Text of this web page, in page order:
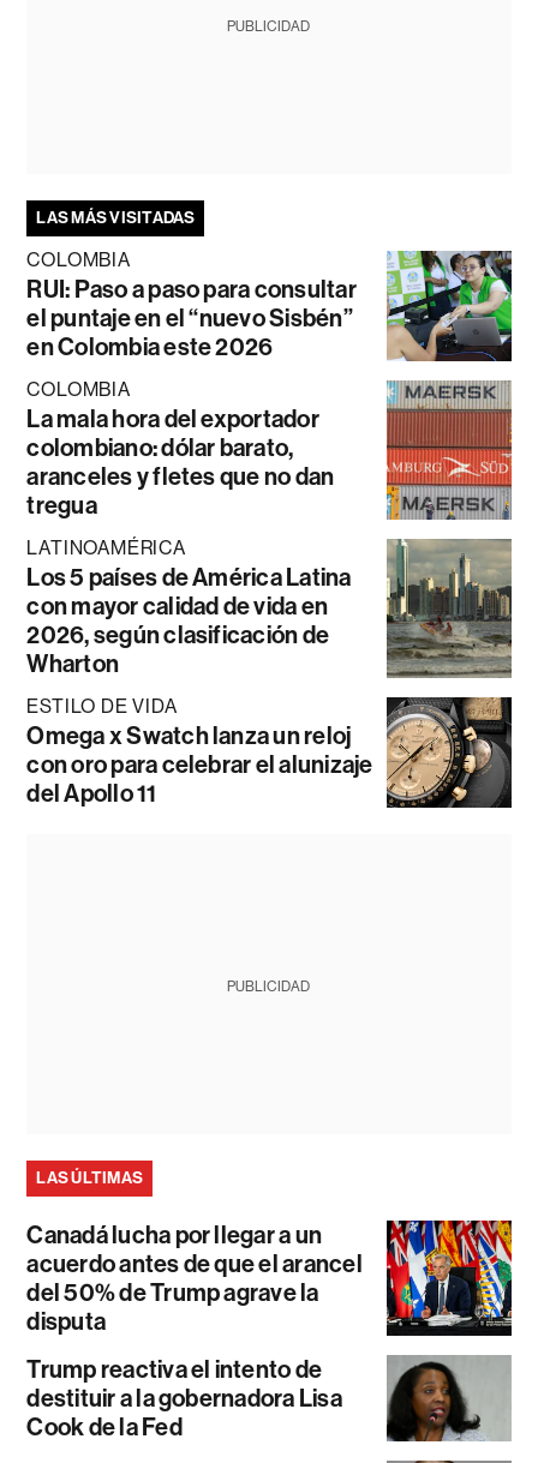
PUBLICIDAD
LAS MÁS VISITADAS
COLOMBIA
RUI: Paso a paso para consultar
el puntaje en el “nuevo Sisbén”
en Colombia este 2026
COLOMBIA
La mala hora del exportador
colombiano: dólar barato,
aranceles y fletes que no dan
tregua
LATINOAMÉRICA
Los 5 países de América Latina
con mayor calidad de vida en
2026, según clasificación de
Wharton
ESTILO DE VIDA
Omega x Swatch lanza un reloj
con oro para celebrar el alunizaje
del Apollo 11
PUBLICIDAD
LAS ÚLTIMAS
Canadá lucha por llegar a un
acuerdo antes de que el arancel
del 50% de Trump agrave la
disputa
Trump reactiva el intento de
destituir a la gobernadora Lisa
Cook de la Fed